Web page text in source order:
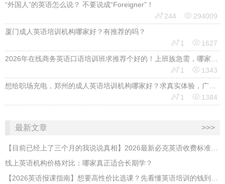
“外国人”的英语怎么说？ 不要说成“Foreigner”！
244 294009
厦门成人英语培训机构哪家好？有推荐的吗？
1 1627
2026年在线商务英语口语培训班求推荐个好的！上班族急需，哪家好？
1 1343
想给职场充电，郑州的成人英语培训机构哪家好？求真实体验，广告勿扰，感谢！
1 1384
最新文章 >>>
【目前已经上了三个月的我说说真相】2026最新必克英语收费标准多少？靠谱吗？有坑吗？
线上英语机构价格对比：哪家真正适合长期学？
【2026英语报课指南】想要高性价比选课？先看懂英语培训的钱到底花在哪